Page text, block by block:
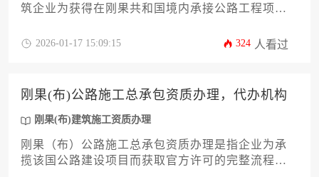
筑企业为获得在刚果共和国境内承接公路工程项目
申请，通过技术能力、财务状况、施工经验等多维
周期预估及潜在费用构成等核心要素，是进入该国
基建市场的关键前提。
2026-01-17 15:09:15 324 人看过
刚果(布)公路施工总承包资质办理，代办机构
刚果(布)建筑施工资质办理
刚果（布）公路施工总承包资质办理是指企业为承
揽该国公路建设项目而获取官方许可的完整流程，